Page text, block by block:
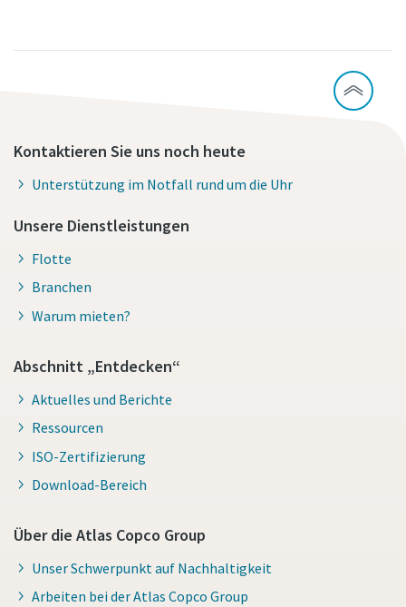
Kontaktieren Sie uns noch heute
Unterstützung im Notfall rund um die Uhr
Unsere Dienstleistungen
Flotte
Branchen
Warum mieten?
Abschnitt „Entdecken“
Aktuelles und Berichte
Ressourcen
ISO-Zertifizierung
Download-Bereich
Über die Atlas Copco Group
Unser Schwerpunkt auf Nachhaltigkeit
Arbeiten bei der Atlas Copco Group